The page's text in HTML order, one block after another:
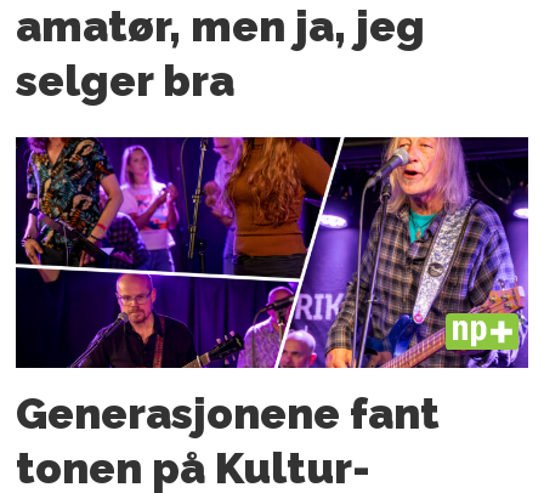
amatør, men ja, jeg
selger bra
PLUS
Generasjonene fant
tonen på Kultur­